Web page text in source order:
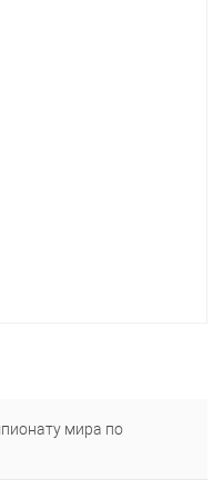
мира по